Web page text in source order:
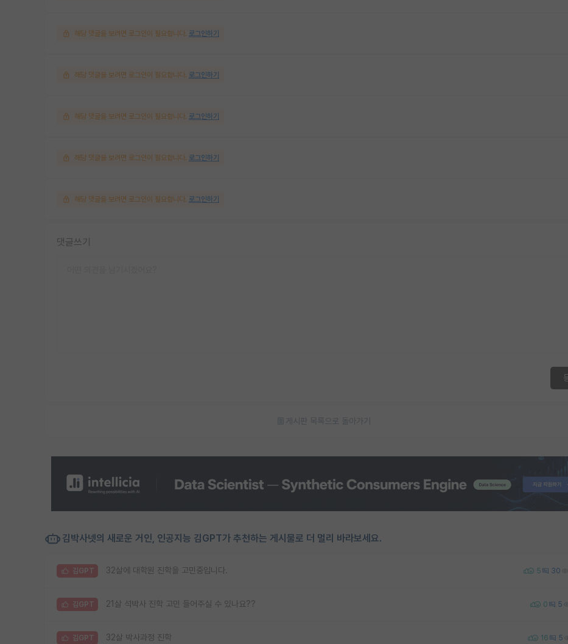
해당 댓글을 보려면 로그인이 필요합니다. 로그인하기
해당 댓글을 보려면 로그인이 필요합니다. 로그인하기
해당 댓글을 보려면 로그인이 필요합니다. 로그인하기
해당 댓글을 보려면 로그인이 필요합니다. 로그인하기
해당 댓글을 보려면 로그인이 필요합니다. 로그인하기
댓글쓰기
게시판 목록으로 돌아가기
김박사넷의 새로운 거인, 인공지능 김GPT가 추천하는 게시물로 더 멀리 바라보세요.
김GPT 32살에 대학원 진학을 고민중입니다. 5 30
김GPT 21살 석박사 진학 고민 들어주실 수 있나요?? 0 5
김GPT 32살 박사과정 진학 16 5